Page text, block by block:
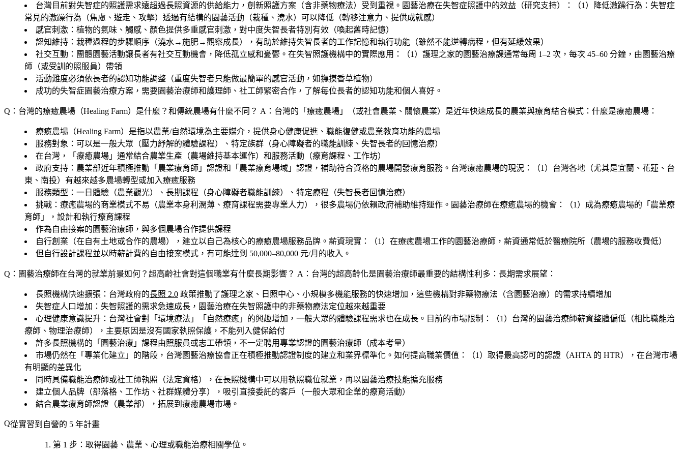
台灣目前對失智症的照護需求遠超過長照資源的供給能力，創新照護方案（含非藥物療法）受到重視。園藝治療在失智症照護中的效益（研究支持）：（1）
降低激躁行為 ：失智症
常見的激躁行為（焦慮、遊走、攻擊）透過有結構的園藝活動（栽種、澆水）可以降低（轉移注意力、提供成就感）
感官刺激 ：植物的氣味、觸感、顏色提供多重感官刺激，對中度失智長者特別有效（喚起舊時記憶）
認知維持 ：栽種過程的步驟順序（澆水→施肥→觀察成長），有助於維持失智長者的工作記憶和執行功能（雖然不能逆轉病程，但有延緩效果）
社交互動 ：團體園藝活動讓長者有社交互動機會，降低孤立感和憂鬱。在失智照護機構中的實際應用：（1）護理之家的園藝治療課通常每周 1–2 次，每次 45–60 分鐘，由園藝治療
師（或受訓的照服員）帶領
活動難度必須依長者的認知功能調整（重度失智者只能做最簡單的感官活動，如撫摸香草植物）
成功的失智症園藝治療方案，需要園藝治療師和護理師、社工師緊密合作，了解每位長者的認知功能和個人喜好。
Q：台灣的療癒農場（Healing Farm）是什麼？和傳統農場有什麼不同？ A：台灣的「療癒農場」（或社會農業、關懷農業）是近年快速成長的農業與療育結合模式：什麼是療癒農場：
療癒農場（Healing Farm）是指以農業/自然環境為主要媒介，提供身心健康促進、職能復健或農業教育功能的農場
服務對象：可以是一般大眾（壓力紓解的體驗課程）、特定族群（身心障礙者的職能訓練、失智長者的回憶治療）
在台灣，「療癒農場」通常結合農業生產（農場維持基本運作）和服務活動（療育課程、工作坊）
政府支持：農業部近年積極推動「農業療育師」認證和「農業療育場域」認證，補助符合資格的農場開發療育服務。台灣療癒農場的現況：（1）台灣各地（尤其是宜蘭、花蓮、台
東、南投）有越來越多農場轉型或加入療癒服務
服務類型：一日體驗（農業觀光）、長期課程（身心障礙者職能訓練）、特定療程（失智長者回憶治療）
挑戰：療癒農場的商業模式不易（農業本身利潤薄、療育課程需要專業人力），很多農場仍依賴政府補助維持運作。園藝治療師在療癒農場的機會：（1）成為療癒農場的「農業療
育師」，設計和執行療育課程
作為自由接案的園藝治療師，與多個農場合作提供課程
自行創業（在自有土地或合作的農場），建立以自己為核心的療癒農場服務品牌。薪資現實：（1）在療癒農場工作的園藝治療師，薪資通常低於醫療院所（農場的服務收費低）
但自行設計課程並以時薪計費的自由接案模式，有可能達到 50,000–80,000 元/月的收入。
Q：園藝治療師在台灣的就業前景如何？超高齡社會對這個職業有什麼長期影響？ A：台灣的超高齡化是園藝治療師最重要的結構性利多：長期需求展望：
長照機構快速擴張 ：台灣政府的長照 2.0 政策推動了護理之家、日照中心、小規模多機能服務的快速增加，這些機構對非藥物療法（含園藝治療）的需求持續增加
失智症人口增加 ：失智照護的需求急速成長，園藝治療在失智照護中的非藥物療法定位越來越重要
心理健康意識提升 ：台灣社會對「環境療法」「自然療癒」的興趣增加，一般大眾的體驗課程需求也在成長。目前的市場限制：（1）台灣的園藝治療師薪資整體偏低（相比職能治
療師、物理治療師），主要原因是沒有國家執照保護，不能列入健保給付
許多長照機構的「園藝治療」課程由照服員或志工帶領，不一定聘用專業認證的園藝治療師（成本考量）
市場仍然在「專業化建立」的階段，台灣園藝治療協會正在積極推動認證制度的建立和業界標準化。如何提高職業價值：（1）取得最高認可的認證（AHTA 的 HTR），在台灣市場
有明顯的差異化
同時具備職能治療師或社工師執照（法定資格），在長照機構中可以用執照職位就業，再以園藝治療技能擴充服務
建立個人品牌（部落格、工作坊、社群媒體分享），吸引直接委託的客戶（一般大眾和企業的療育活動）
結合農業療育師認證（農業部），拓展到療癒農場市場。
從實習到自營的 5 年計畫
第 1 步 ：取得園藝、農業、心理或職能治療相關學位 。